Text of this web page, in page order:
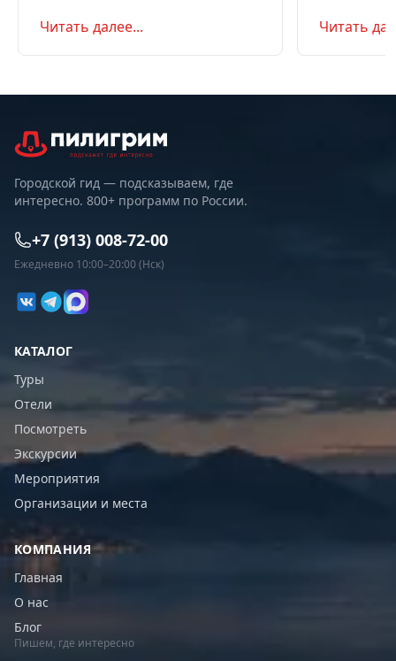
самостоятельно или с туром.
Читать далее...
Маршрут на
Читать
Городской гид — подсказываем, где
интересно. 800+ программ по России.
+7 (913) 008-72-00
Ежедневно 10:00–20:00 (Нск)
КАТАЛОГ
Туры
Отели
Посмотреть
Экскурсии
Мероприятия
Организации и места
КОМПАНИЯ
Главная
О нас
Блог
Пишем, где интересно